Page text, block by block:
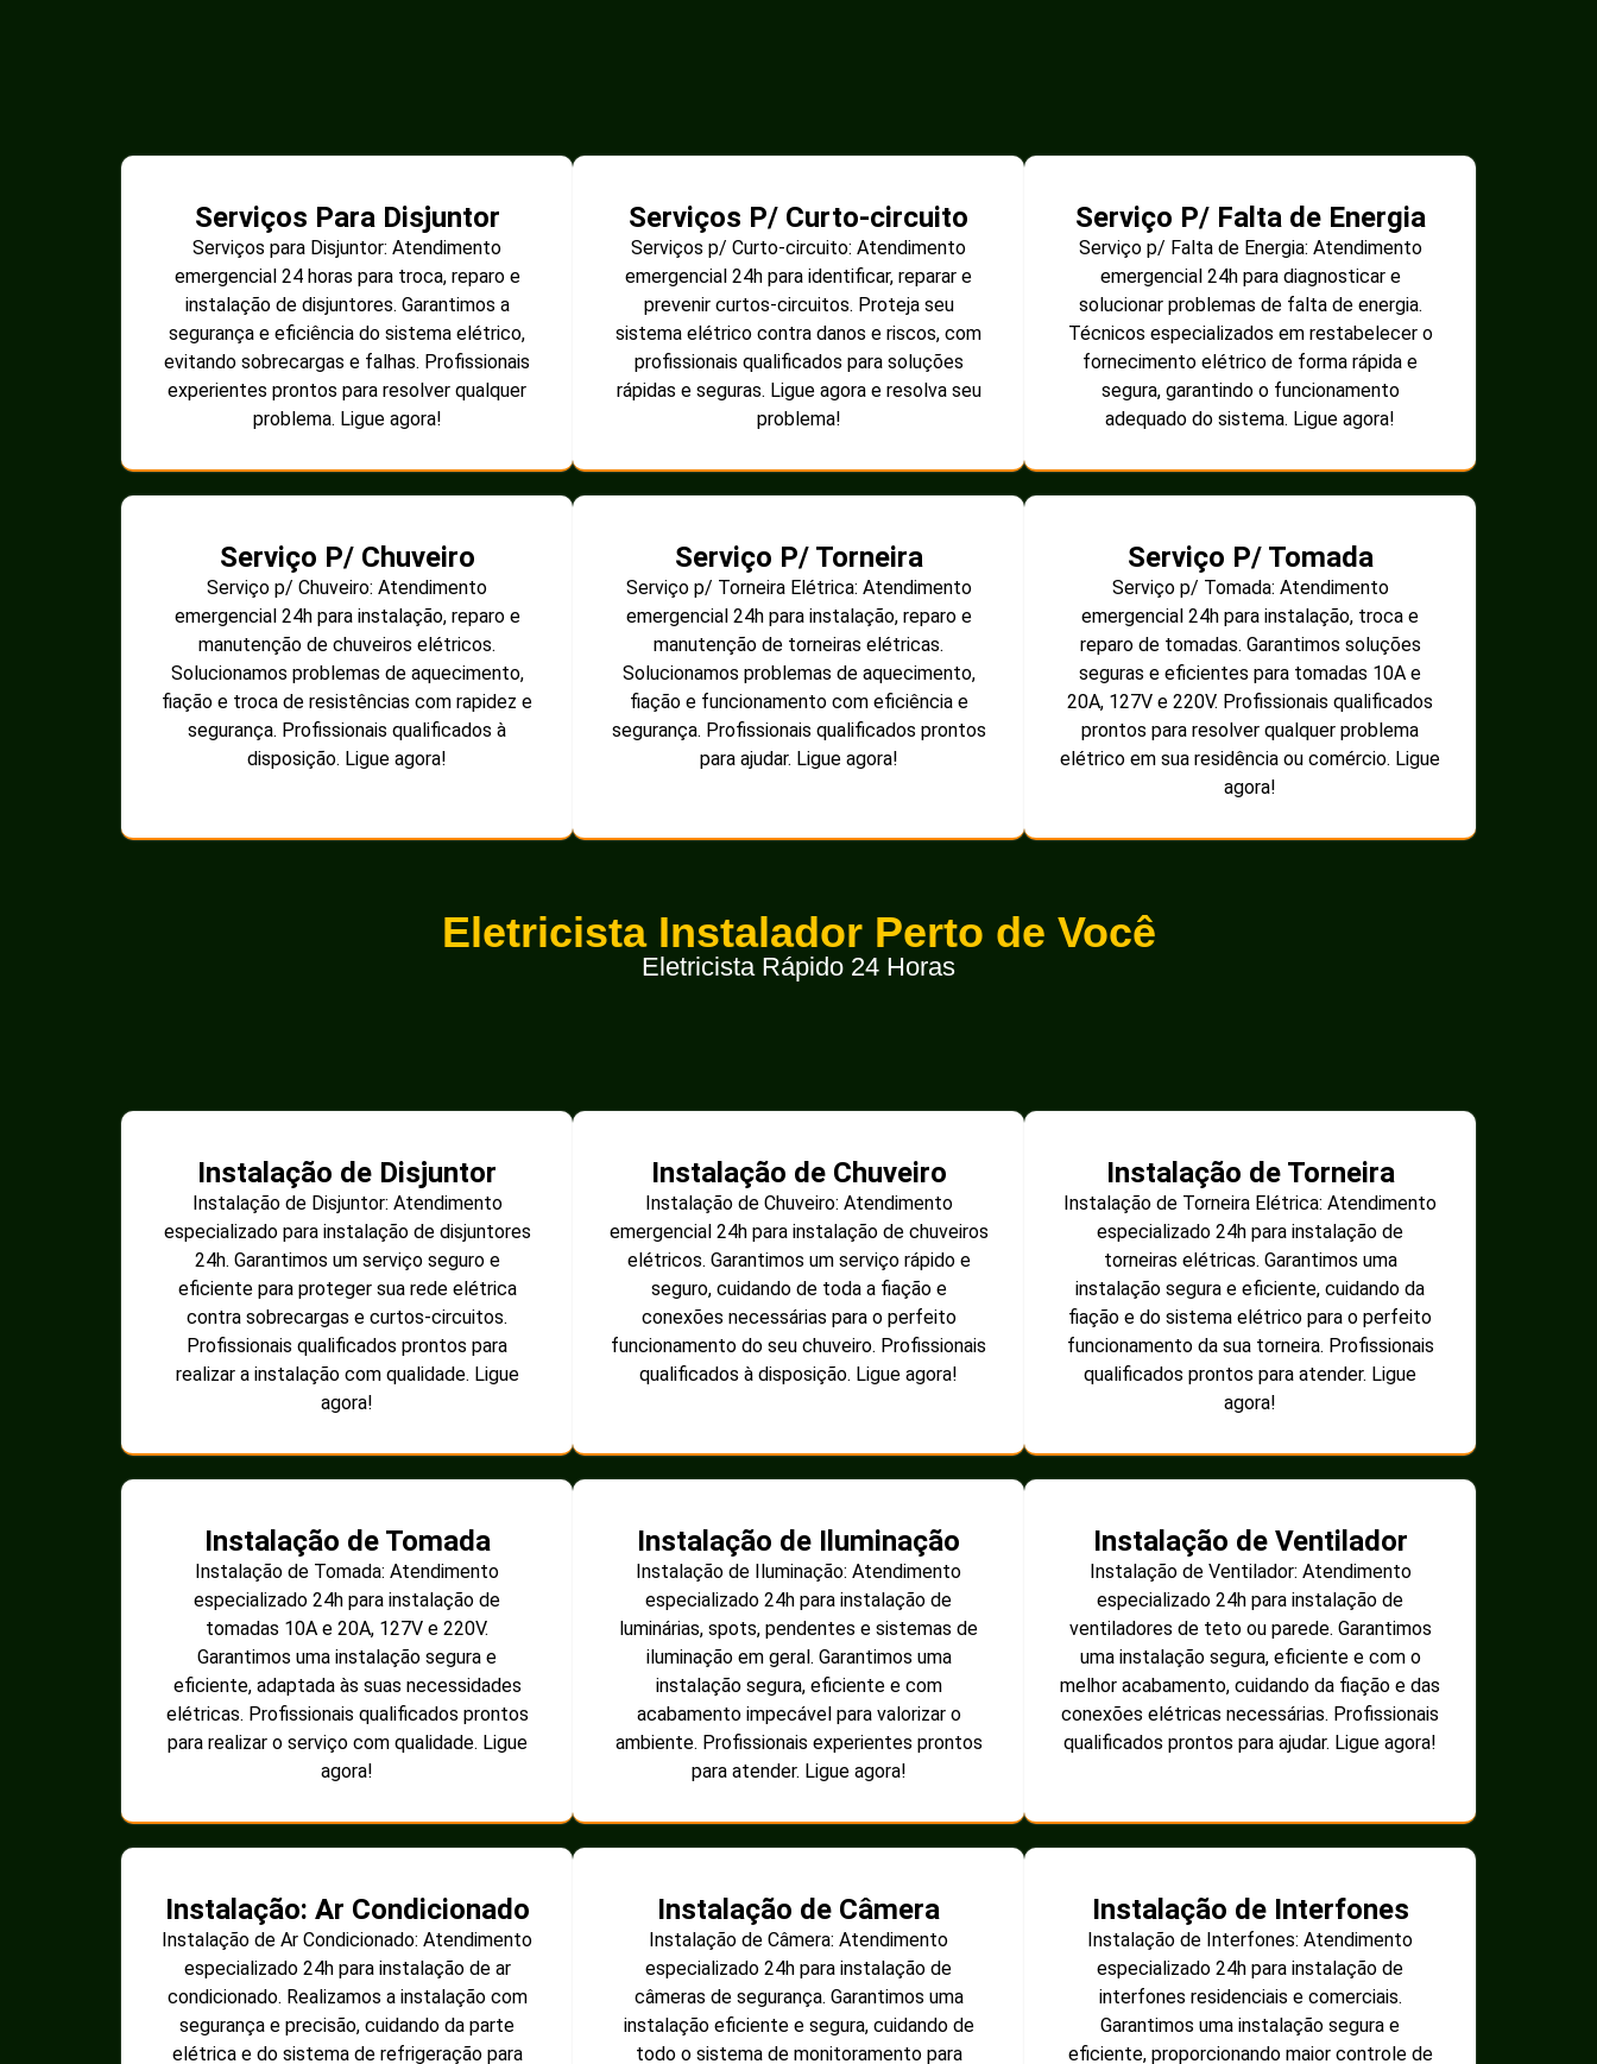
Serviços Para Disjuntor
Serviços para Disjuntor: Atendimento
emergencial 24 horas para troca, reparo e
instalação de disjuntores. Garantimos a
segurança e eficiência do sistema elétrico,
evitando sobrecargas e falhas. Profissionais
experientes prontos para resolver qualquer
problema. Ligue agora!
Serviços P/ Curto-circuito
Serviços p/ Curto-circuito: Atendimento
emergencial 24h para identificar, reparar e
prevenir curtos-circuitos. Proteja seu
sistema elétrico contra danos e riscos, com
profissionais qualificados para soluções
rápidas e seguras. Ligue agora e resolva seu
problema!
Serviço P/ Falta de Energia
Serviço p/ Falta de Energia: Atendimento
emergencial 24h para diagnosticar e
solucionar problemas de falta de energia.
Técnicos especializados em restabelecer o
fornecimento elétrico de forma rápida e
segura, garantindo o funcionamento
adequado do sistema. Ligue agora!
Serviço P/ Chuveiro
Serviço p/ Chuveiro: Atendimento
emergencial 24h para instalação, reparo e
manutenção de chuveiros elétricos.
Solucionamos problemas de aquecimento,
fiação e troca de resistências com rapidez e
segurança. Profissionais qualificados à
disposição. Ligue agora!
Serviço P/ Torneira
Serviço p/ Torneira Elétrica: Atendimento
emergencial 24h para instalação, reparo e
manutenção de torneiras elétricas.
Solucionamos problemas de aquecimento,
fiação e funcionamento com eficiência e
segurança. Profissionais qualificados prontos
para ajudar. Ligue agora!
Serviço P/ Tomada
Serviço p/ Tomada: Atendimento
emergencial 24h para instalação, troca e
reparo de tomadas. Garantimos soluções
seguras e eficientes para tomadas 10A e
20A, 127V e 220V. Profissionais qualificados
prontos para resolver qualquer problema
elétrico em sua residência ou comércio. Ligue
agora!
Eletricista Instalador Perto de Você
Eletricista Rápido 24 Horas
Instalação de Disjuntor
Instalação de Disjuntor: Atendimento
especializado para instalação de disjuntores
24h. Garantimos um serviço seguro e
eficiente para proteger sua rede elétrica
contra sobrecargas e curtos-circuitos.
Profissionais qualificados prontos para
realizar a instalação com qualidade. Ligue
agora!
Instalação de Chuveiro
Instalação de Chuveiro: Atendimento
emergencial 24h para instalação de chuveiros
elétricos. Garantimos um serviço rápido e
seguro, cuidando de toda a fiação e
conexões necessárias para o perfeito
funcionamento do seu chuveiro. Profissionais
qualificados à disposição. Ligue agora!
Instalação de Torneira
Instalação de Torneira Elétrica: Atendimento
especializado 24h para instalação de
torneiras elétricas. Garantimos uma
instalação segura e eficiente, cuidando da
fiação e do sistema elétrico para o perfeito
funcionamento da sua torneira. Profissionais
qualificados prontos para atender. Ligue
agora!
Instalação de Tomada
Instalação de Tomada: Atendimento
especializado 24h para instalação de
tomadas 10A e 20A, 127V e 220V.
Garantimos uma instalação segura e
eficiente, adaptada às suas necessidades
elétricas. Profissionais qualificados prontos
para realizar o serviço com qualidade. Ligue
agora!
Instalação de Iluminação
Instalação de Iluminação: Atendimento
especializado 24h para instalação de
luminárias, spots, pendentes e sistemas de
iluminação em geral. Garantimos uma
instalação segura, eficiente e com
acabamento impecável para valorizar o
ambiente. Profissionais experientes prontos
para atender. Ligue agora!
Instalação de Ventilador
Instalação de Ventilador: Atendimento
especializado 24h para instalação de
ventiladores de teto ou parede. Garantimos
uma instalação segura, eficiente e com o
melhor acabamento, cuidando da fiação e das
conexões elétricas necessárias. Profissionais
qualificados prontos para ajudar. Ligue agora!
Instalação: Ar Condicionado
Instalação de Ar Condicionado: Atendimento
especializado 24h para instalação de ar
condicionado. Realizamos a instalação com
segurança e precisão, cuidando da parte
elétrica e do sistema de refrigeração para
Instalação de Câmera
Instalação de Câmera: Atendimento
especializado 24h para instalação de
câmeras de segurança. Garantimos uma
instalação eficiente e segura, cuidando de
todo o sistema de monitoramento para
Instalação de Interfones
Instalação de Interfones: Atendimento
especializado 24h para instalação de
interfones residenciais e comerciais.
Garantimos uma instalação segura e
eficiente, proporcionando maior controle de